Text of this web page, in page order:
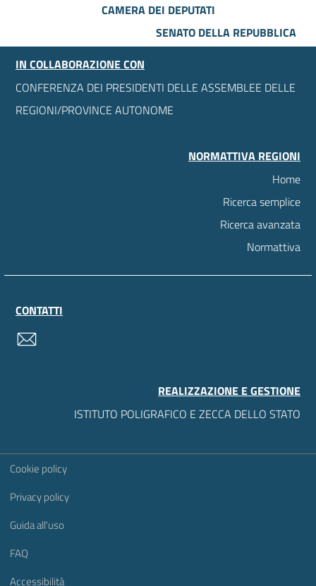
CAMERA DEI DEPUTATI
SENATO DELLA REPUBBLICA
IN COLLABORAZIONE CON
CONFERENZA DEI PRESIDENTI DELLE ASSEMBLEE DELLE
REGIONI/PROVINCE AUTONOME
NORMATTIVA REGIONI
Home
Ricerca semplice
Ricerca avanzata
Normattiva
CONTATTI
REALIZZAZIONE E GESTIONE
ISTITUTO POLIGRAFICO E ZECCA DELLO STATO
Sezione Link Utili
Cookie policy
Privacy policy
Guida all'uso
FAQ
Accessibilità